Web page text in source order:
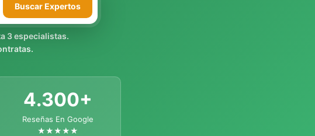
BuscarExpertos
3 especialistas.
4.300+
Reseñas En Google
★★★★★